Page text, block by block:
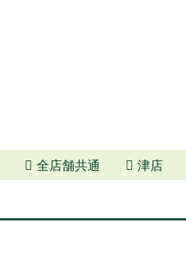
全店舗共通 津店